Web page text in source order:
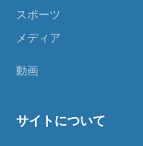
スポーツ
メディア
動画
サイトについて